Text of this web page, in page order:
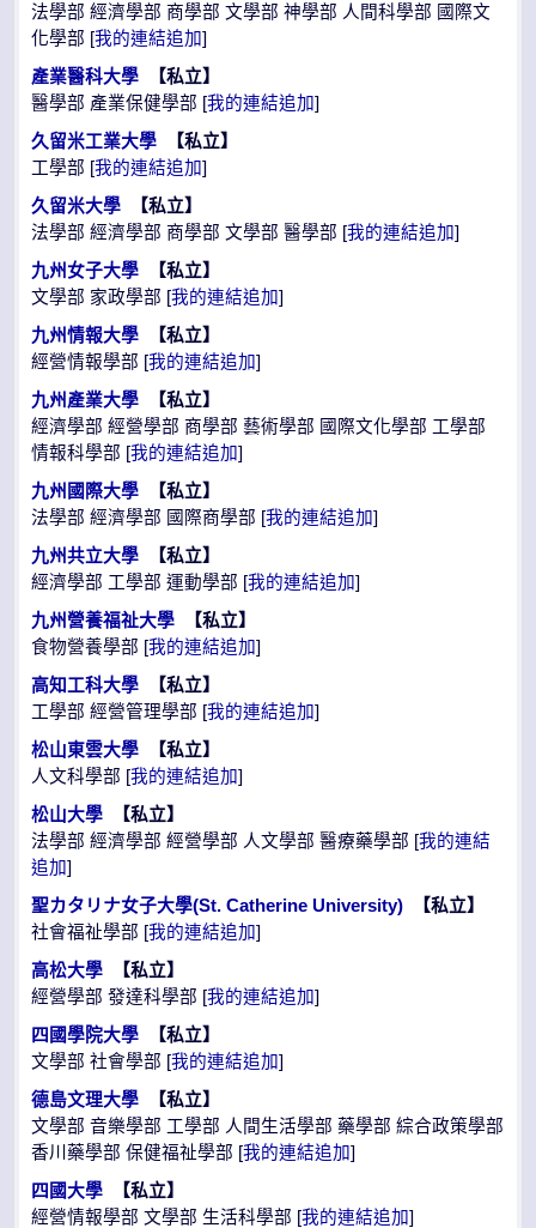
法學部 經濟學部 商學部 文學部 神學部 人間科學部 國際文
化學部 [我的連結追加]
產業醫科大學 【私立】
醫學部 產業保健學部 [我的連結追加]
久留米工業大學 【私立】
工學部 [我的連結追加]
久留米大學 【私立】
法學部 經濟學部 商學部 文學部 醫學部 [我的連結追加]
九州女子大學 【私立】
文學部 家政學部 [我的連結追加]
九州情報大學 【私立】
經營情報學部 [我的連結追加]
九州產業大學 【私立】
經濟學部 經營學部 商學部 藝術學部 國際文化學部 工學部
情報科學部 [我的連結追加]
九州國際大學 【私立】
法學部 經濟學部 國際商學部 [我的連結追加]
九州共立大學 【私立】
經濟學部 工學部 運動學部 [我的連結追加]
九州營養福祉大學 【私立】
食物營養學部 [我的連結追加]
高知工科大學 【私立】
工學部 經營管理學部 [我的連結追加]
松山東雲大學 【私立】
人文科學部 [我的連結追加]
松山大學 【私立】
法學部 經濟學部 經營學部 人文學部 醫療藥學部 [我的連結
追加]
聖カタリナ女子大學(St. Catherine University) 【私立】
社會福祉學部 [我的連結追加]
高松大學 【私立】
經營學部 發達科學部 [我的連結追加]
四國學院大學 【私立】
文學部 社會學部 [我的連結追加]
德島文理大學 【私立】
文學部 音樂學部 工學部 人間生活學部 藥學部 綜合政策學部
香川藥學部 保健福祉學部 [我的連結追加]
四國大學 【私立】
經營情報學部 文學部 生活科學部 [我的連結追加]